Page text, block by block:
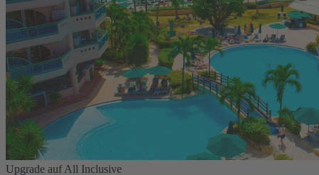
Upgrade auf All Inclusive